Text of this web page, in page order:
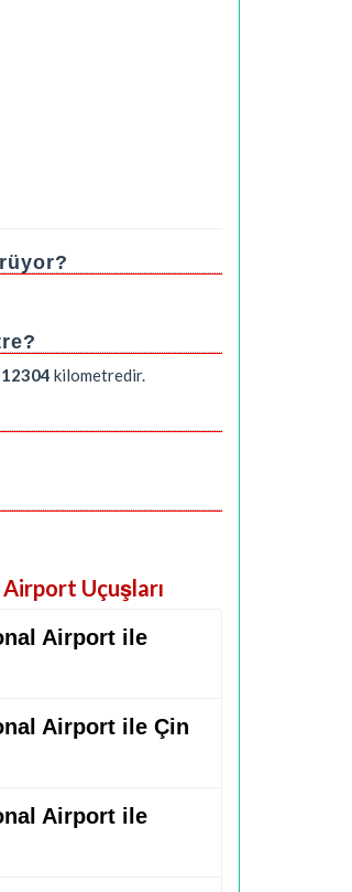
12304 kilometredir.
Uçuşları
Airport ile
Airport ile Çin
Airport ile